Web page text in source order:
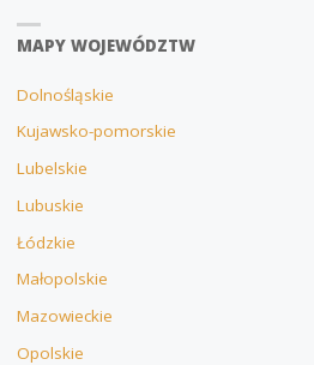
MAPY WOJEWÓDZTW
Dolnośląskie
Kujawsko-pomorskie
Lubelskie
Lubuskie
Łódzkie
Małopolskie
Mazowieckie
Opolskie